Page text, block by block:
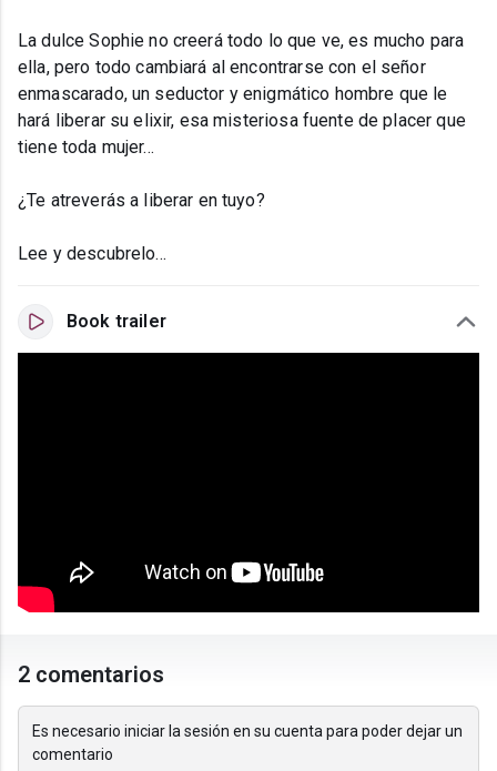
La dulce Sophie no creerá todo lo que ve, es mucho para
ella, pero todo cambiará al encontrarse con el señor
enmascarado, un seductor y enigmático hombre que le
hará liberar su elixir, esa misteriosa fuente de placer que
tiene toda mujer...
¿Te atreverás a liberar en tuyo?
Lee y descubrelo...
Book trailer
2 comentarios
Es necesario iniciar la sesión en su cuenta para poder dejar un
comentario